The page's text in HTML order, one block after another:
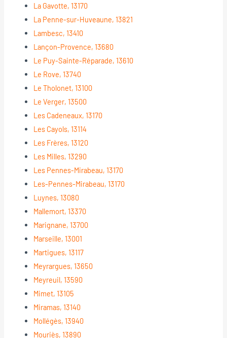
La Gavotte, 13170
La Penne-sur-Huveaune, 13821
Lambesc, 13410
Lançon-Provence, 13680
Le Puy-Sainte-Réparade, 13610
Le Rove, 13740
Le Tholonet, 13100
Le Verger, 13500
Les Cadeneaux, 13170
Les Cayols, 13114
Les Frères, 13120
Les Milles, 13290
Les Pennes-Mirabeau, 13170
Les-Pennes-Mirabeau, 13170
Luynes, 13080
Mallemort, 13370
Marignane, 13700
Marseille, 13001
Martigues, 13117
Meyrargues, 13650
Meyreuil, 13590
Mimet, 13105
Miramas, 13140
Mollégès, 13940
Mouriès, 13890